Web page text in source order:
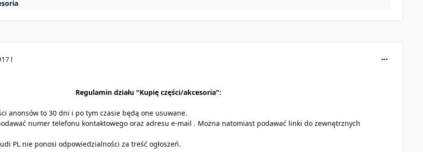
17 l comment_138
Regulamin działu "Kupię części/akcesoria":
anonsów to 30 dni i po tym czasie będą one usuwane.
numer telefonu kontaktowego oraz adresu e-mail . Można natomiast podawać linki do zewnętrznych
PL nie ponosi odpowiedzialności za treść ogłoszeń.